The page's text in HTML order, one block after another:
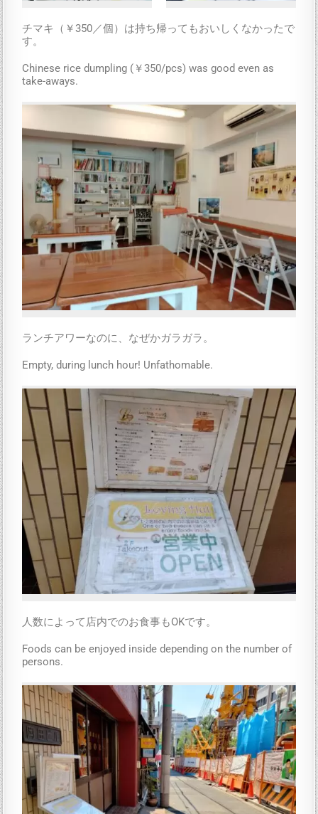
チマキ（￥350／個）は持ち帰ってもおいしくなかったで
す。
Chinese rice dumpling (￥350/pcs) was good even as
take-aways.
ランチアワーなのに、なぜかガラガラ。
Empty, during lunch hour! Unfathomable.
人数によって店内でのお食事もOKです。
Foods can be enjoyed inside depending on the number of
persons.